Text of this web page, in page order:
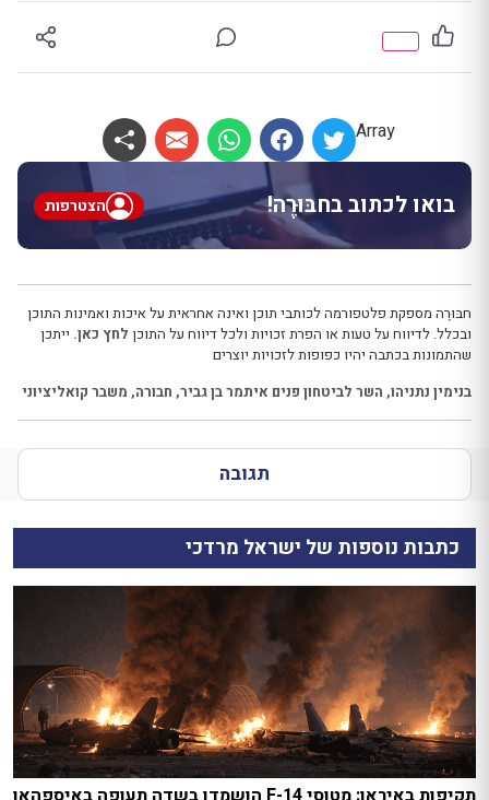
Array
בואו לכתוב בחבּוּרֶה! הצטרפות
חבּוּרֶה מספקת פלטפורמה לכותבי תוכן ואינה אחראית על איכות ואמינות התוכן
ובכלל. לדיווח על טעות או הפרת זכויות ולכל דיווח על התוכן לחץ כאן. ייתכן
שהתמונות בכתבה יהיו כפופות לזכויות יוצרים
בנימין נתניהו, השר לביטחון פנים איתמר בן גביר, חבורה, משבר קואליציוני
תגובה
כתבות נוספות של ישראל מרדכי